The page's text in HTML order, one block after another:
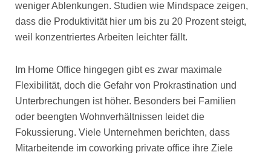
weniger Ablenkungen. Studien wie Mindspace zeigen,
dass die Produktivität hier um bis zu 20 Prozent steigt,
weil konzentriertes Arbeiten leichter fällt.
Im Home Office hingegen gibt es zwar maximale
Flexibilität, doch die Gefahr von Prokrastination und
Unterbrechungen ist höher. Besonders bei Familien
oder beengten Wohnverhältnissen leidet die
Fokussierung. Viele Unternehmen berichten, dass
Mitarbeitende im coworking private office ihre Ziele